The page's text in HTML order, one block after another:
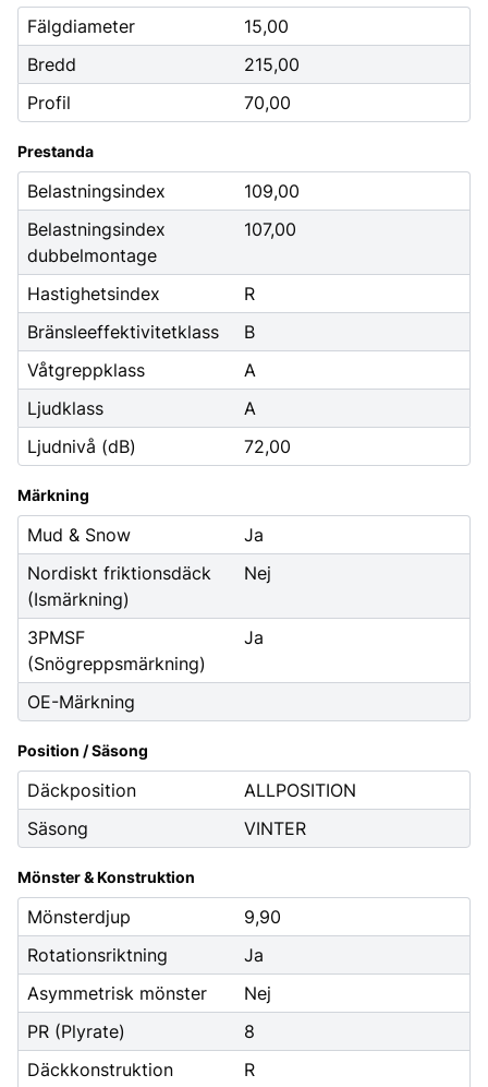
Fälgdiameter
15,00
Bredd
215,00
Profil
70,00
Prestanda
Belastningsindex
109,00
Belastningsindex
dubbelmontage
107,00
Hastighetsindex
R
Bränsleeffektivitetklass
B
Våtgreppklass
A
Ljudklass
A
Ljudnivå (dB)
72,00
Märkning
Mud & Snow
Ja
Nordiskt friktionsdäck
(Ismärkning)
Nej
3PMSF
(Snögreppsmärkning)
Ja
OE-Märkning
Position / Säsong
Däckposition
ALLPOSITION
Säsong
VINTER
Mönster & Konstruktion
Mönsterdjup
9,90
Rotationsriktning
Ja
Asymmetrisk mönster
Nej
PR (Plyrate)
8
Däckkonstruktion
R